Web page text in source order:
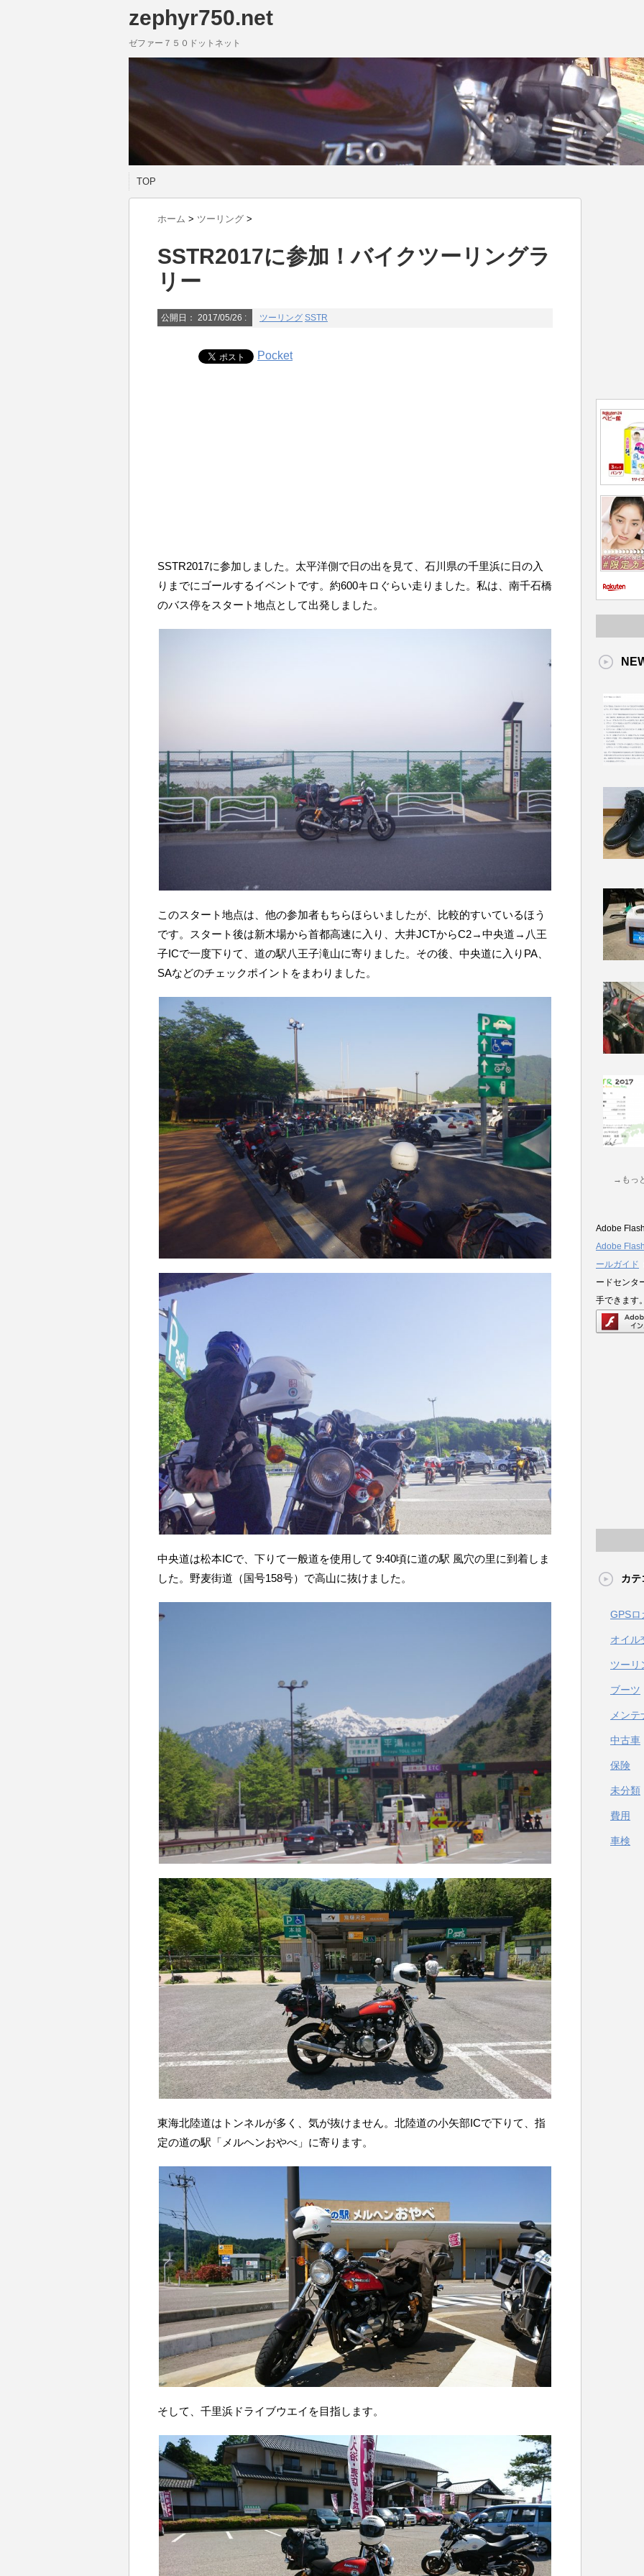
zephyr750.net
ゼファー７５０ドットネット
TOP
ホーム > ツーリング >
SSTR2017に参加！バイクツーリングラ
リー
公開日： 2017/05/26 : ツーリング SSTR
Pocket
SSTR2017に参加しました。太平洋側で日の出を見て、石川県の千里浜に日の入
りまでにゴールするイベントです。約600キロぐらい走りました。私は、南千石橋
のバス停をスタート地点として出発しました。
このスタート地点は、他の参加者もちらほらいましたが、比較的すいているほう
です。スタート後は新木場から首都高速に入り、大井JCTからC2→中央道→八王
子ICで一度下りて、道の駅八王子滝山に寄りました。その後、中央道に入りPA、
SAなどのチェックポイントをまわりました。
中央道は松本ICで、下りて一般道を使用して 9:40頃に道の駅 風穴の里に到着しま
した。野麦街道（国号158号）で高山に抜けました。
東海北陸道はトンネルが多く、気が抜けません。北陸道の小矢部ICで下りて、指
定の道の駅「メルヘンおやべ」に寄ります。
そして、千里浜ドライブウエイを目指します。
→もっ
Adobe
Adobe
ールガイド
ードセンタ
手できます。
カテ
GPSロ
オイル
ツーリ
ブーツ
メンテ
中古車
保険
未分類
費用
車検